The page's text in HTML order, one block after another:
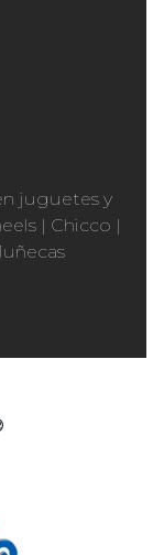
juguetes y
| Chicco |